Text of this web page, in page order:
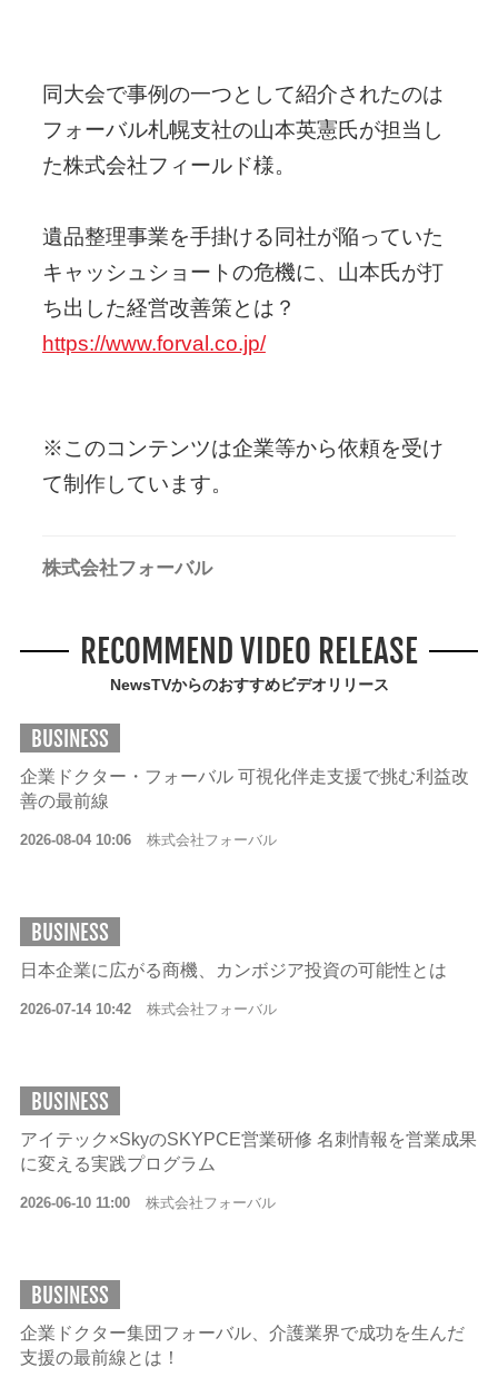
同大会で事例の一つとして紹介されたのは
フォーバル札幌支社の山本英憲氏が担当し
た株式会社フィールド様。
遺品整理事業を手掛ける同社が陥っていた
キャッシュショートの危機に、山本氏が打
ち出した経営改善策とは？
https://www.forval.co.jp/
※このコンテンツは企業等から依頼を受け
て制作しています。
株式会社フォーバル
RECOMMEND VIDEO RELEASE
NewsTVからのおすすめビデオリリース
BUSINESS
企業ドクター・フォーバル 可視化伴走支援で挑む利益改
善の最前線
2026-08-04 10:06 株式会社フォーバル
BUSINESS
日本企業に広がる商機、カンボジア投資の可能性とは
2026-07-14 10:42 株式会社フォーバル
BUSINESS
アイテック×SkyのSKYPCE営業研修 名刺情報を営業成果
に変える実践プログラム
2026-06-10 11:00 株式会社フォーバル
BUSINESS
企業ドクター集団フォーバル、介護業界で成功を生んだ
支援の最前線とは！